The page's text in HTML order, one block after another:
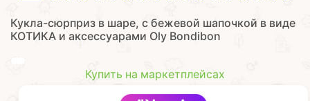
Кукла-сюрприз в шаре, с бежевой шапочкой в виде
КОТИКА и аксессуарами Oly Bondibon
Купить на маркетплейсах